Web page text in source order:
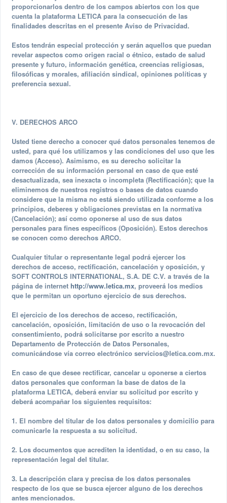
proporcionarlos dentro de los campos abiertos con los que
cuenta la plataforma LETICA para la consecución de las
finalidades descritas en el presente Aviso de Privacidad.
Estos tendrán especial protección y serán aquellos que puedan
revelar aspectos como origen racial o étnico, estado de salud
presente y futuro, información genética, creencias religiosas,
filosóficas y morales, afiliación sindical, opiniones políticas y
preferencia sexual.
V. DERECHOS ARCO
Usted tiene derecho a conocer qué datos personales tenemos de
usted, para qué los utilizamos y las condiciones del uso que les
damos (Acceso). Asimismo, es su derecho solicitar la
corrección de su información personal en caso de que esté
desactualizada, sea inexacta o incompleta (Rectificación); que la
eliminemos de nuestros registros o bases de datos cuando
considere que la misma no está siendo utilizada conforme a los
principios, deberes y obligaciones previstas en la normativa
(Cancelación); así como oponerse al uso de sus datos
personales para fines específicos (Oposición). Estos derechos
se conocen como derechos ARCO.
Cualquier titular o representante legal podrá ejercer los
derechos de acceso, rectificación, cancelación y oposición, y
SOFT CONTROLS INTERNATIONAL, S.A. DE C.V. a través de la
página de internet http://www.letica.mx, proveerá los medios
que le permitan un oportuno ejercicio de sus derechos.
El ejercicio de los derechos de acceso, rectificación,
cancelación, oposición, limitación de uso o la revocación del
consentimiento, podrá solicitarse por escrito a nuestro
Departamento de Protección de Datos Personales,
comunicándose vía correo electrónico servicios@letica.com.mx.
En caso de que desee rectificar, cancelar u oponerse a ciertos
datos personales que conforman la base de datos de la
plataforma LETICA, deberá enviar su solicitud por escrito y
deberá acompañar los siguientes requisitos:
1. El nombre del titular de los datos personales y domicilio para
comunicarle la respuesta a su solicitud.
2. Los documentos que acrediten la identidad, o en su caso, la
representación legal del titular.
3. La descripción clara y precisa de los datos personales
respecto de los que se busca ejercer alguno de los derechos
antes mencionados.